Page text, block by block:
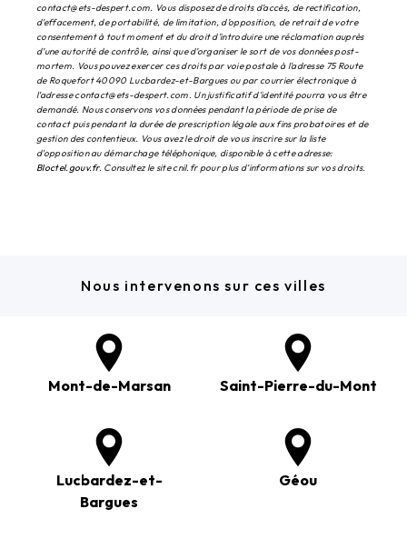
contact@ets-despert.com. Vous disposez de droits d’accès, de rectification,
d’effacement, de portabilité, de limitation, d’opposition, de retrait de votre
consentement à tout moment et du droit d’introduire une réclamation auprès
d’une autorité de contrôle, ainsi que d’organiser le sort de vos données post-
mortem. Vous pouvez exercer ces droits par voie postale à l'adresse 75 Route
de Roquefort 40090 Lucbardez-et-Bargues ou par courrier électronique à
l'adresse contact@ets-despert.com. Un justificatif d'identité pourra vous être
demandé. Nous conservons vos données pendant la période de prise de
contact puis pendant la durée de prescription légale aux fins probatoires et de
gestion des contentieux. Vous avez le droit de vous inscrire sur la liste
d'opposition au démarchage téléphonique, disponible à cette adresse:
Bloctel.gouv.fr. Consultez le site cnil.fr pour plus d’informations sur vos droits.
Nous intervenons sur ces villes
Mont-de-Marsan Saint-Pierre-du-Mont
Lucbardez-et-
Bargues
Géou